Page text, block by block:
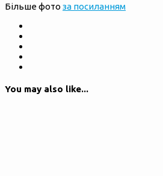
Більше фото за посиланням
You may also like...